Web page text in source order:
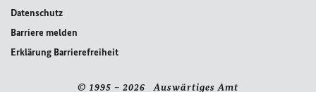
Datenschutz
Barriere melden
Erklärung Barrierefreiheit
© 1995 – 2026 Auswärtiges Amt